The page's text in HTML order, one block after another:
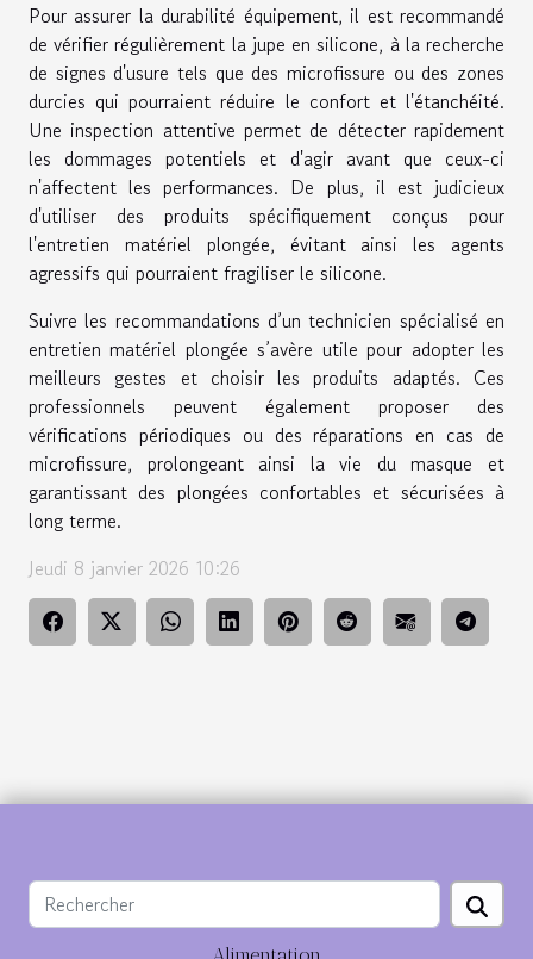
Pour assurer la durabilité équipement, il est recommandé
de vérifier régulièrement la jupe en silicone, à la recherche
de signes d'usure tels que des microfissure ou des zones
durcies qui pourraient réduire le confort et l'étanchéité.
Une inspection attentive permet de détecter rapidement
les dommages potentiels et d'agir avant que ceux-ci
n'affectent les performances. De plus, il est judicieux
d'utiliser des produits spécifiquement conçus pour
l'entretien matériel plongée, évitant ainsi les agents
agressifs qui pourraient fragiliser le silicone.
Suivre les recommandations d’un technicien spécialisé en
entretien matériel plongée s’avère utile pour adopter les
meilleurs gestes et choisir les produits adaptés. Ces
professionnels peuvent également proposer des
vérifications périodiques ou des réparations en cas de
microfissure, prolongeant ainsi la vie du masque et
garantissant des plongées confortables et sécurisées à
long terme.
Jeudi 8 janvier 2026 10:26